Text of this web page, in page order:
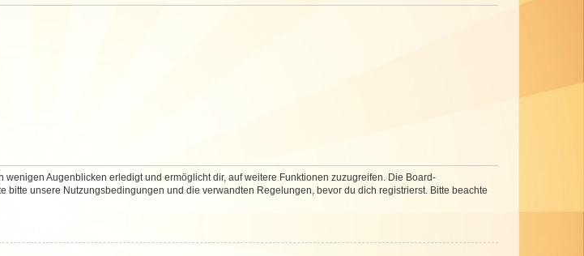
Augenblicken erledigt und ermöglicht dir, auf weitere Funktionen zuzugreifen. Die Board-
unsere Nutzungsbedingungen und die verwandten Regelungen, bevor du dich registrierst. Bitte beachte